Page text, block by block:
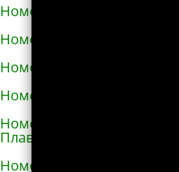
Номера телефонов такси в
Номера телефонов такси в
Номера телефонов такси
Номера телефонов такси
Номера телефонов такси
Плавнях
Номера телефонов такси